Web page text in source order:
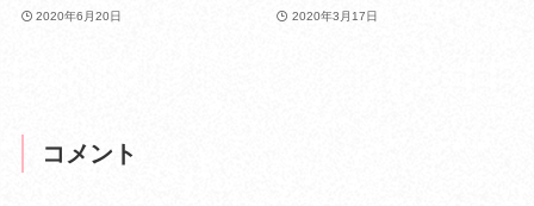
2020年6月20日 2020年3月17日
コメント